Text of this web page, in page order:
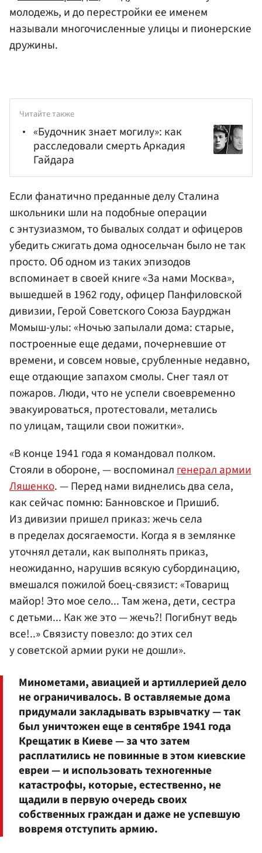
молодежь, и до перестройки ее именем
называли многочисленные улицы и пионерские
дружины.
Читайте также
«Будочник знает могилу»: как
расследовали смерть Аркадия
Гайдара
Если фанатично преданные делу Сталина
школьники шли на подобные операции
с энтузиазмом, то бывалых солдат и офицеров
убедить сжигать дома односельчан было не так
просто. Об одном из таких эпизодов
вспоминает в своей книге «За нами Москва»,
вышедшей в 1962 году, офицер Панфиловской
дивизии, Герой Советского Союза Баурджан
Момыш-улы: «Ночью запылали дома: старые,
построенные еще дедами, почерневшие от
времени, и совсем новые, срубленные недавно,
еще отдающие запахом смолы. Снег таял от
пожаров. Люди, что не успели своевременно
эвакуироваться, протестовали, метались
по улицам, тащили свои пожитки».
«В конце 1941 года я командовал полком.
Стояли в обороне, — воспоминалгенерал армии
Ляшенко. — Перед нами виднелись два села,
как сейчас помню: Банновское и Пришиб.
Из дивизии пришел приказ: жечь села
в пределах досягаемости. Когда я в землянке
уточнял детали, как выполнять приказ,
неожиданно, нарушив всякую субординацию,
вмешался пожилой боец-связист: «Товарищ
майор! Это мое село... Там жена, дети, сестра
с детьми... Как же это — жечь?! Погибнут ведь
все!..» Связисту повезло: до этих сел
у советской армии руки не дошли».
Минометами, авиацией и артиллерией дело
не ограничивалось. В оставляемые дома
придумали закладывать взрывчатку — так
был уничтожен еще в сентябре 1941 года
Крещатик в Киеве — за что затем
расплатились не повинные в этом киевские
евреи — и использовать техногенные
катастрофы, которые, естественно, не
щадили в первую очередь своих
собственных граждан и даже не успевшую
вовремя отступить армию.